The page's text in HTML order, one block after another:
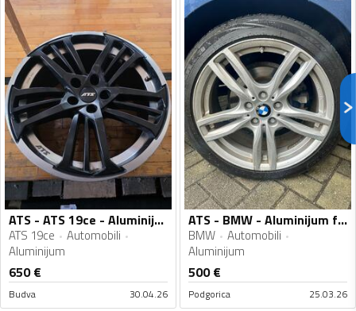
ATS - ATS 19ce - Aluminijum felne
ATS 19ce
Automobili
Aluminijum
650€
Budva 30.04.26
ATS - BMW - Aluminijum felne
BMW
Automobili
Aluminijum
500€
Podgorica 25.03.26